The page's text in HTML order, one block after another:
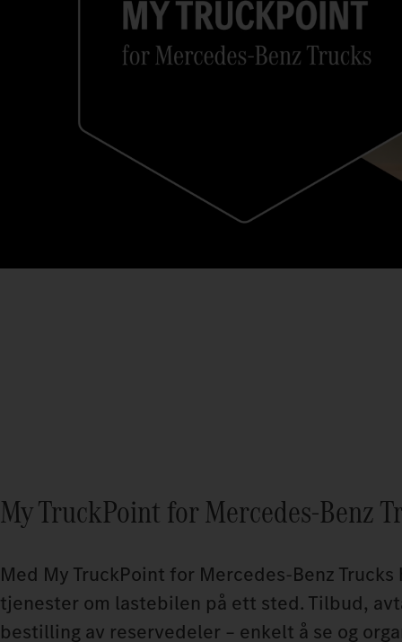
My TruckPoint for Mercedes‑Benz
Med My TruckPoint for Mercedes‑Benz
tjenester om lastebilen på ett sted. Tilbud,
bestilling av reservedeler – enkelt å se og